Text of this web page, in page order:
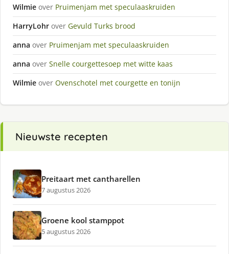
Wilmie over Pruimenjam met speculaaskruiden
HarryLohr over Gevuld Turks brood
anna over Pruimenjam met speculaaskruiden
anna over Snelle courgettesoep met witte kaas
Wilmie over Ovenschotel met courgette en tonijn
Nieuwste recepten
Preitaart met cantharellen
7 augustus 2026
Groene kool stamppot
5 augustus 2026